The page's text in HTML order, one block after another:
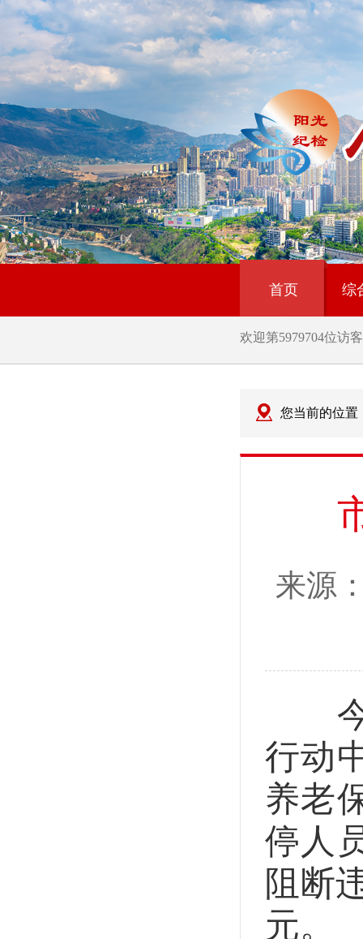
首页 综
欢迎第5979704位访客
您当前的位置
来源
今
行动
养老
停人
阻断
元。